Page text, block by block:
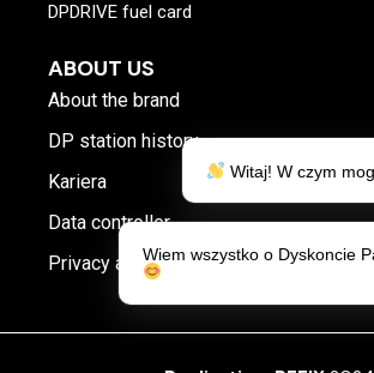
DPDRIVE fuel card
ABOUT US
About the brand
DP station history
Kariera
Data controller
Privacy and cookies policy
Witaj! W czym
Wiem wszystko o Dyskoncie